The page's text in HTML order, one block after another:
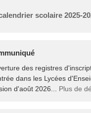
scolaire 2025-
des registres
dans les Lycées
d'août 2026... Plus de